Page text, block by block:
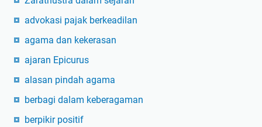
advokasi pajak berkeadilan
agama dan kekerasan
ajaran Epicurus
alasan pindah agama
berbagi dalam keberagaman
berpikir positif